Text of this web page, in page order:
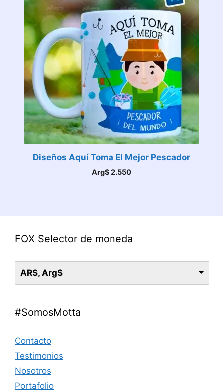
Diseños Aquí Toma El Mejor Pescador
Arg$ 2.550
FOX Selector de moneda
ARS, Arg$
#SomosMotta
Contacto
Testimonios
Nosotros
Portafolio